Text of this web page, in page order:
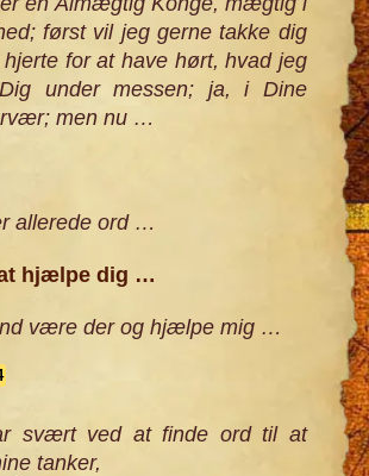
først vil jeg gerne takke dig
for at have hørt, hvad jeg
under messen; ja, i Dine
men nu …
allerede ord …
hjælpe dig …
være der og hjælpe mig …
svært ved at finde ord til at
tanker,